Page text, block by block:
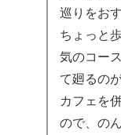
巡りをお
ちょっと
気のコー
て廻るの
カフェを
ので、の